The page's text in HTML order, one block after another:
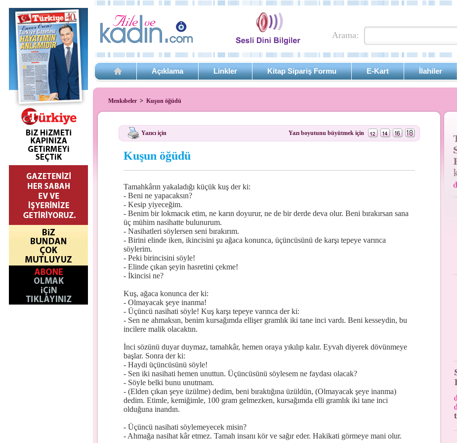
Arama:
Açıklama Linkler Kitap Sipariş Formu E-Kart İlahiler
Menkıbeler > Kuşun öğüdü
Yazıcı için Yazı boyutunu büyütmek için
Kuşun öğüdü
Tamahkârın yakaladığı küçük kuş der ki:
- Beni ne yapacaksın?
- Kesip yiyeceğim.
- Benim bir lokmacık etim, ne karın doyurur, ne de bir derde deva olur. Beni bırakırsan sana
üç mühim nasihatte bulunurum.
- Nasihatleri söylersen seni bırakırım.
- Birini elinde iken, ikincisini şu ağaca konunca, üçüncüsünü de karşı tepeye varınca
söylerim.
- Peki birincisini söyle!
- Elinde çıkan şeyin hasretini çekme!
- İkincisi ne?
Kuş, ağaca konunca der ki:
- Olmayacak şeye inanma!
- Üçüncü nasihati söyle! Kuş karşı tepeye varınca der ki:
- Sen ne ahmaksın, benim kursağımda ellişer gramlık iki tane inci vardı. Beni kesseydin, bu
incilere malik olacaktın.
İnci sözünü duyar duymaz, tamahkâr, hemen oraya yıkılıp kalır. Eyvah diyerek dövünmeye
başlar. Sonra der ki:
- Haydi üçüncüsünü söyle!
- Sen iki nasihati hemen unuttun. Üçüncüsünü söylesem ne faydası olacak?
- Söyle belki bunu unutmam.
- (Elden çıkan şeye üzülme) dedim, beni bıraktığına üzüldün, (Olmayacak şeye inanma)
dedim. Etimle, kemiğimle, 100 gram gelmezken, kursağımda elli gramlık iki tane inci
olduğuna inandın.
- Üçüncü nasihati söylemeyecek misin?
- Ahmağa nasihat kâr etmez. Tamah insanı kör ve sağır eder. Hakikati görmeye mani olur.